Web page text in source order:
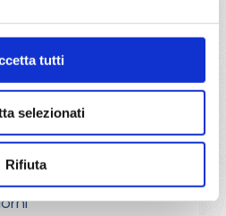
tutti
selezionati
Rifiuta
€ 500
TarantoconCosta Fascinosa